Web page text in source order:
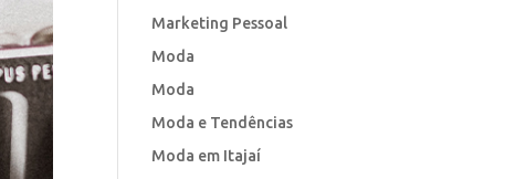
Marketing Pessoal
Moda
Moda
Moda e Tendências
Moda em Itajaí